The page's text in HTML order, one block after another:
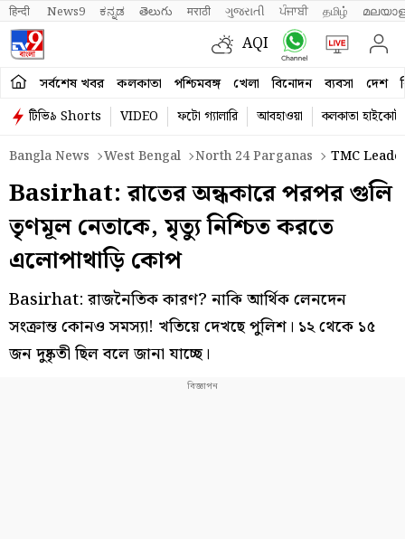
हिन्दी News9 ಕನ್ನಡ తెలుగు मराठी ગુજરાતી ਪੰਜਾਬੀ தமிழ்
AQI
সর্বশেষ খবর কলকাতা পশ্চিমবঙ্গ খেলা বিনোদন ব্যবসা দেশ
টিভি৯ Shorts VIDEO ফটো গ্যালারি আবহাওয়া
কলকাতা হাইকোর্ট
Bangla News
West Bengal North 24 Parganas TMC
Basirhat: রাতের অন্ধকারে পরপর গুলি
তৃণমূল নেতাকে, মৃত্যু নিশ্চিত করতে
এলোপাথাড়ি কোপ
Basirhat: রাজনৈতিক কারণ? নাকি আর্থিক লেনদেন
সংক্রান্ত কোনও সমস্যা! খতিয়ে দেখছে পুলিশ। ১২ থেকে ১৫
জন দুষ্কৃতী ছিল বলে জানা যাচ্ছে।